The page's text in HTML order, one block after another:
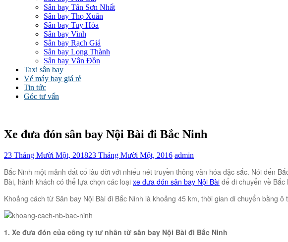
Sân bay Tân Sơn Nhất
Sân bay Thọ Xuân
Sân bay Tuy Hòa
Sân bay Vinh
Sân bay Rạch Giá
Sân bay Long Thành
Sân bay Vân Đồn
Taxi sân bay
Vé máy bay giá rẻ
Tin tức
Góc tư vấn
Xe đưa đón sân bay Nội Bài đi Bắc Ninh
23 Tháng Mười Một, 201823 Tháng Mười Một, 2016 admin
Bắc Ninh một mảnh đất cổ lâu đời với nhiếu nét truyền thông văn hóa đặc sắc. Nói đến
Bài, hành khách có thể lựa chọn các loại xe đưa đón sân bay Nội Bài để di chuyển về Bắc
Khoảng cách từ Sân bay Nội Bài đi Bắc Ninh là khoảng 45 km, thời gian di chuyển bằng ô
1. Xe đưa đón của công ty tư nhân từ sân bay Nội Bài đi Bắc Ninh